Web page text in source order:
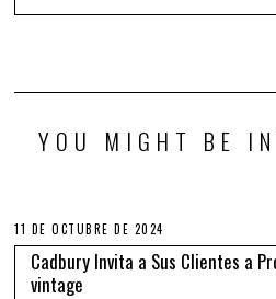
YOU MIGHT BE
11 DE OCTUBRE DE 2024
Cadbury Invita a Sus Clientes a
vintage